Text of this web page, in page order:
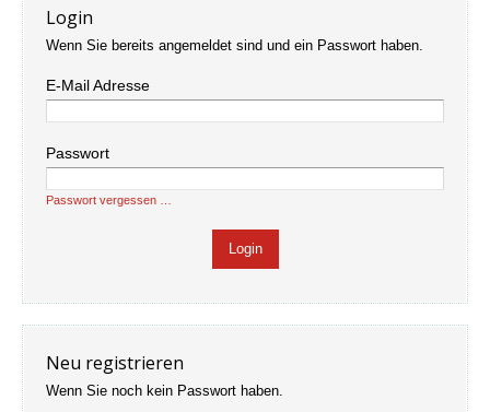
Login
Wenn Sie bereits angemeldet sind und ein Passwort haben.
E-Mail Adresse
Passwort
Passwort vergessen …
Neu registrieren
Wenn Sie noch kein Passwort haben.